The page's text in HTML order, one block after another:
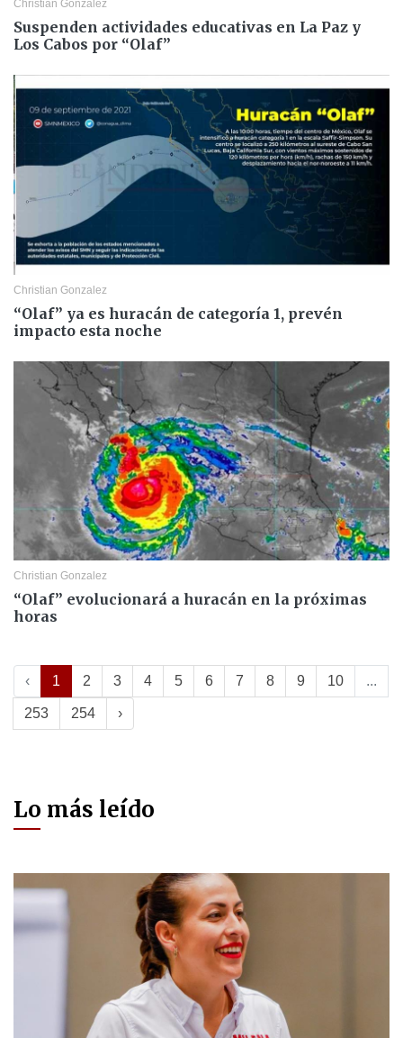
Christian Gonzalez
Suspenden actividades educativas en La Paz y
Los Cabos por “Olaf”
Christian Gonzalez
“Olaf” ya es huracán de categoría 1, prevén
impacto esta noche
Christian Gonzalez
“Olaf” evolucionará a huracán en la próximas
horas
‹ 1 2 3 4 5 6 7 8 9 10 ...
253 254 ›
Lo más leído